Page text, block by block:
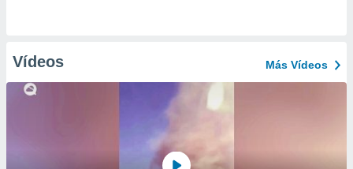
Vídeos Más Vídeos